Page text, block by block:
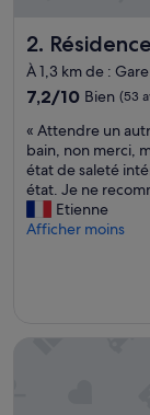
2.
Résidence
À 1,3 km de :
7.2
10,
Bien,
(53 avis)
7,2/10 Bien (53
«
A
t
t
e
n
« Attendre un
bain, non merci,
état de saleté
état. Je ne
Etienne
Afficher moins